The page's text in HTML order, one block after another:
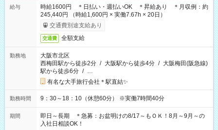
給与
時給1600円 ＊日払い・週払いOK ＊昇給あり ＊月収例：約
245,440円 （時給1,600円 × 実働7.67h × 20日）
交通費別途支給あり
交通費 全額支給
勤務地
大阪市北区
西梅田駅から徒歩2分 / 大阪駅から徒歩4分 / 大阪梅田(阪急線)
駅から徒歩6分 / …
有名な大手旅行会社＊駅直結✨
勤務時間 9：30～18：10（休憩60分） ※実働7時間40分
期間
即日～長期 ＊急募：お盆明けの8/17～もＯＫ！8月～9月～の
入社日相談OK！